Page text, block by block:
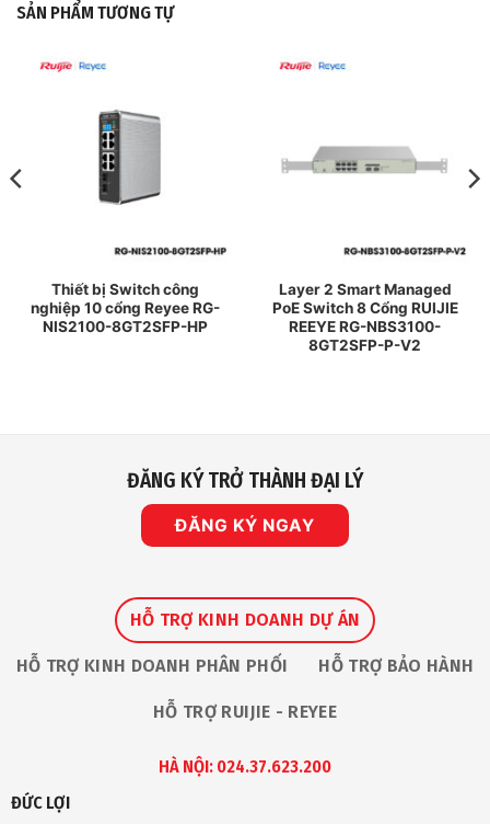
SẢN PHẨM TƯƠNG TỰ
Thiết bị Switch công
nghiệp 10 cổng Reyee RG-
NIS2100-8GT2SFP-HP
Layer 2 Smart Managed
PoE Switch 8 Cổng RUIJIE
REEYE RG-NBS3100-
8GT2SFP-P-V2
ĐĂNG KÝ TRỞ THÀNH ĐẠI LÝ
ĐĂNG KÝ NGAY
HỖ TRỢ KINH DOANH DỰ ÁN
HỖ TRỢ KINH DOANH PHÂN PHỐI HỖ TRỢ BẢO HÀNH
HỖ TRỢ RUIJIE - REYEE
HÀ NỘI: 024.37.623.200
ĐỨC LỢI